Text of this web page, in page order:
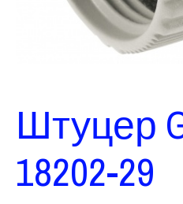
Штуцер
18202-29